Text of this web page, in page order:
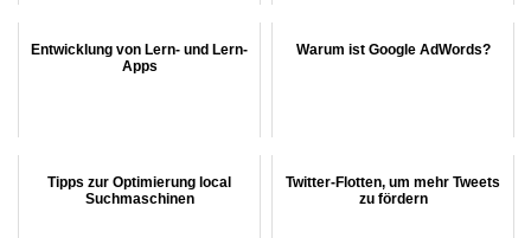
Entwicklung von Lern- und Lern-
Apps
Warum ist Google AdWords?
Tipps zur Optimierung local
Suchmaschinen
Twitter-Flotten, um mehr Tweets
zu fördern